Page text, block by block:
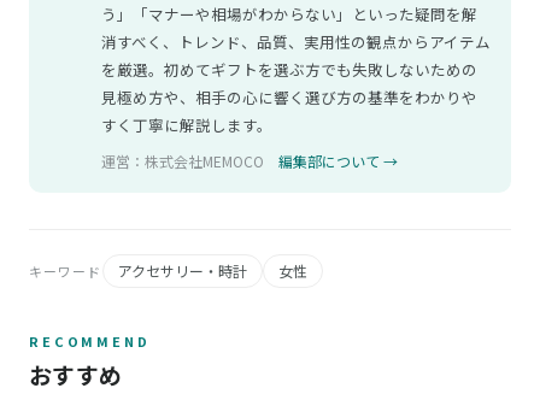
う」「マナーや相場がわからない」といった疑問を解
消すべく、トレンド、品質、実用性の観点からアイテム
を厳選。初めてギフトを選ぶ方でも失敗しないための
見極め方や、相手の心に響く選び方の基準をわかりや
すく丁寧に解説します。
運営：株式会社MEMOCO 編集部について →
キーワード アクセサリー・時計 女性
RECOMMEND
おすすめ